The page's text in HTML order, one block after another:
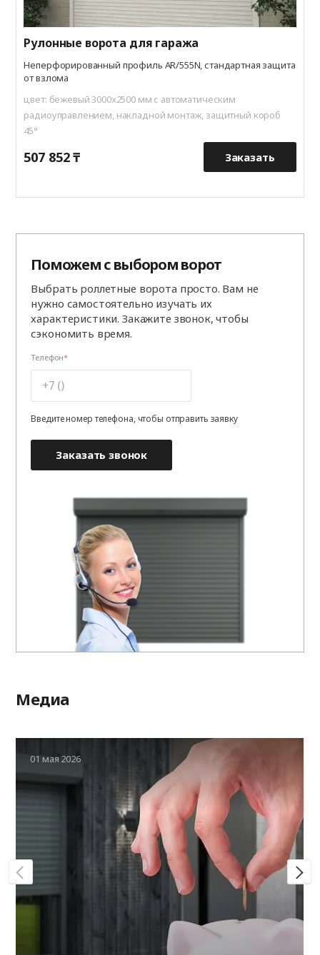
Рулонные ворота для гаража
Неперфорированный профиль AR/555N, стандартная защита
от взлома
цвет: бежевый 3000x2500 мм с автоматическим
радиоуправлением, накладной монтаж, защитный короб
45°
507 852 ₸ Заказать
Поможем с выбором ворот
Выбрать роллетные ворота просто. Вам не
нужно самостоятельно изучать их
характеристики. Закажите звонок, чтобы
сэкономить время.
Телефон
Введите номер телефона, чтобы отправить заявку
Заказать звонок
Медиа
01 мая 2026